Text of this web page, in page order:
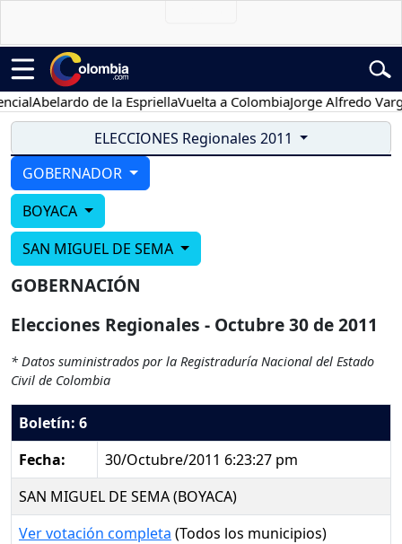
Abelardo de la EspriellaVuelta a ColombiaJorge Alfredo
ELECCIONES Regionales 2011
GOBERNADOR
BOYACA
SAN MIGUEL DE SEMA
GOBERNACIÓN
Elecciones Regionales - Octubre 30 de 2011
* Datos suministrados por la Registraduría Nacional del Estado
Civil de Colombia
Boletín: 6
Fecha:
30/Octubre/2011 6:23:27 pm
SAN MIGUEL DE SEMA (BOYACA)
Ver votación completa (Todos los municipios)